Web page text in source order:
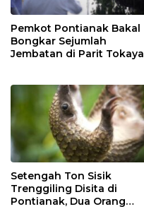
Pemkot Pontianak Bakal
Bongkar Sejumlah
Jembatan di Parit Tokaya
Setengah Ton Sisik
Trenggiling Disita di
Pontianak, Dua Orang